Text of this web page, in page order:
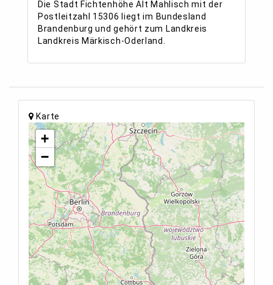
Die Stadt Fichtenhöhe Alt Mahlisch mit der
Postleitzahl 15306 liegt im Bundesland
Brandenburg und gehört zum Landkreis
Landkreis Märkisch-Oderland.
Karte
+
−